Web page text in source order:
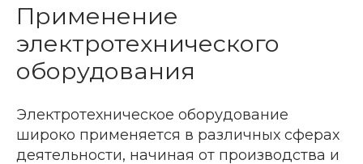
Применение
электротехнического
оборудования
Электротехническое оборудование
широко применяется в различных сферах
деятельности, начиная от производства и